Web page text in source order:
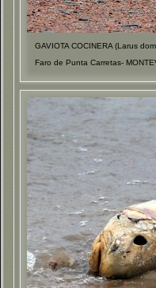
GAVIOTA COCINERA (Larus
Faro de Punta Carretas-